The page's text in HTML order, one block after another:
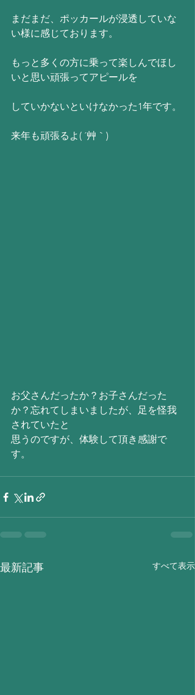
まだまだ、ポッカールが浸透していな
い様に感じております。
もっと多くの方に乗って楽しんでほし
いと思い頑張ってアピールを
していかないといけなかった1年です。
来年も頑張るよ( ´艸｀)
お父さんだったか？お子さんだった
か？忘れてしまいましたが、足を怪我
されていたと
思うのですが、体験して頂き感謝で
す。
最新記事 すべて表示